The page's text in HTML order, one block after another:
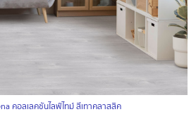
คอลเลคชันไลฟ์ไทม์ สีเทาคลาสสิค